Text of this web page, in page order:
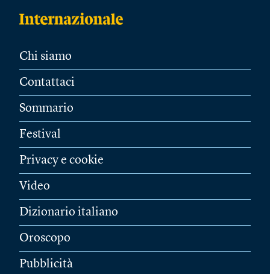
Chi siamo
Contattaci
Sommario
Festival
Privacy e cookie
Video
Dizionario italiano
Oroscopo
Pubblicità